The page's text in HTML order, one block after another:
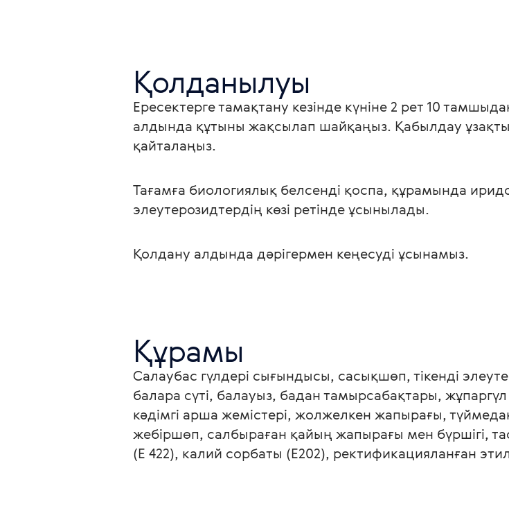
Қолданылуы
Ересектерге тамақтану кезінде күніне 2 рет 10
алдында құтыны жақсылап шайқаңыз. Қабылдау
қайталаңыз.
Тағамға биологиялық белсенді қоспа, құрамында
элеутерозидтердің көзі ретінде ұсынылады.
Қолдану алдында дәрігермен кеңесуді ұсынамыз.
Құрамы
Салаубас гүлдері сығындысы, сасықшөп, тікенді
балара сүті, балауыз, бадан тамырсабақтары,
кәдімгі арша жемістері, жолжелкен жапырағы,
жебіршөп, салбыраған қайың жапырағы мен бүршігі,
(Е 422), калий сорбаты (Е202), ректификацияланған